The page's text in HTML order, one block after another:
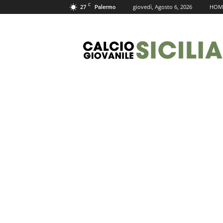
27 C Palermo giovedì, Agosto 6, 2026
Giovanile
Sicilia